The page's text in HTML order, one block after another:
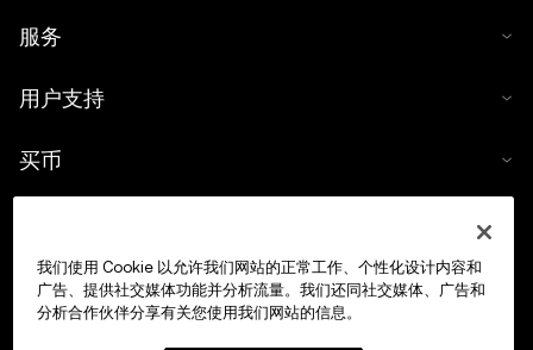
服务
用户支持
买币
交易
我们使用 Cookie 以允许我们网站的正常工作、个性化设计内容和
广告、提供社交媒体功能并分析流量。我们还同社交媒体、广告和
分析合作伙伴分享有关您使用我们网站的信息。